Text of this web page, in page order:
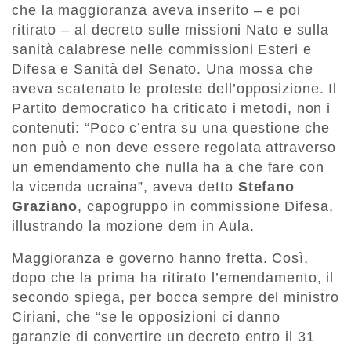
che la maggioranza aveva inserito – e poi
ritirato – al decreto sulle missioni Nato e sulla
sanità calabrese nelle commissioni Esteri e
Difesa e Sanità del Senato. Una mossa che
aveva scatenato le proteste dell’opposizione. Il
Partito democratico ha criticato i metodi, non i
contenuti: “Poco c’entra su una questione che
non può e non deve essere regolata attraverso
un emendamento che nulla ha a che fare con
la vicenda ucraina”, aveva detto Stefano
Graziano, capogruppo in commissione Difesa,
illustrando la mozione dem in Aula.
Maggioranza e governo hanno fretta. Così,
dopo che la prima ha ritirato l’emendamento, il
secondo spiega, per bocca sempre del ministro
Ciriani, che “se le opposizioni ci danno
garanzie di convertire un decreto entro il 31